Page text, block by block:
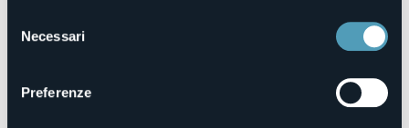
delNecessari
Preferenze
Avis Ossolana
Telefono